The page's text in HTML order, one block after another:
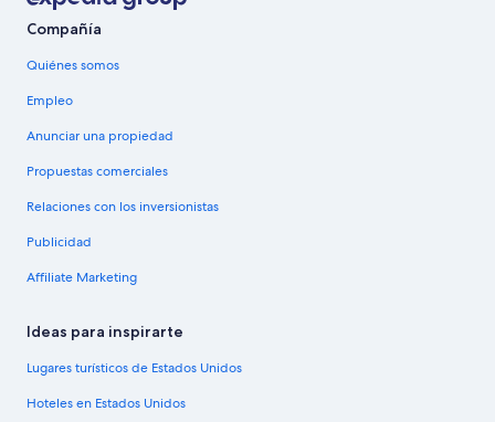
Compañía
Quiénes somos
Empleo
Anunciar una propiedad
Propuestas comerciales
Relaciones con los inversionistas
Publicidad
Affiliate Marketing
Ideas para inspirarte
Lugares turísticos de Estados Unidos
Hoteles en Estados Unidos